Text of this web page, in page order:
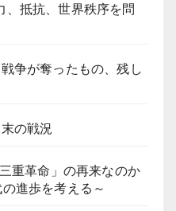
、抵抗、世界秩序を問
争が奪ったもの、残し
の戦況
重革命」の再来なのか
進歩を考える～